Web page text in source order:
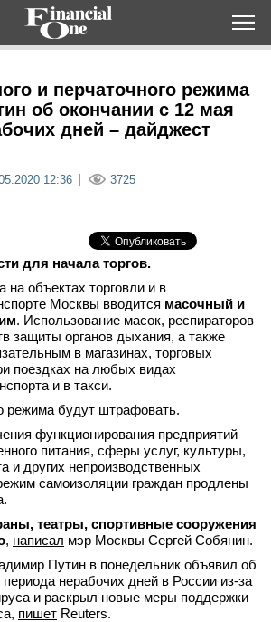
и перчаточного режима
об окончании с 12 мая
дней – дайджест
12:36 3725
для начала торгов.
на объектах торговли и в
Москвы вводится масочный и
. Использование масок, респираторов
защиты органов дыхания, а также
в магазинах, торговых
поездках на любых видах
и в такси.
режима будут штрафовать.
функционирования предприятий
питания, сферы услуг, культуры,
и других непроизводственных
самоизоляции граждан продлены
театры, спортивные сооружения
, написал мэр Москвы Сергей Собянин.
Путин в понедельник объявил об
нерабочих дней в России из-за
и раскрыл новые меры поддержки
пишет Reuters.